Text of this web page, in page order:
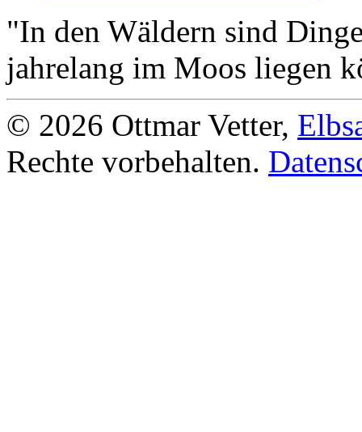
"In den Wäldern sind
jahrelang im Moos liegen
© 2026 Ottmar Vetter,
Rechte vorbehalten.